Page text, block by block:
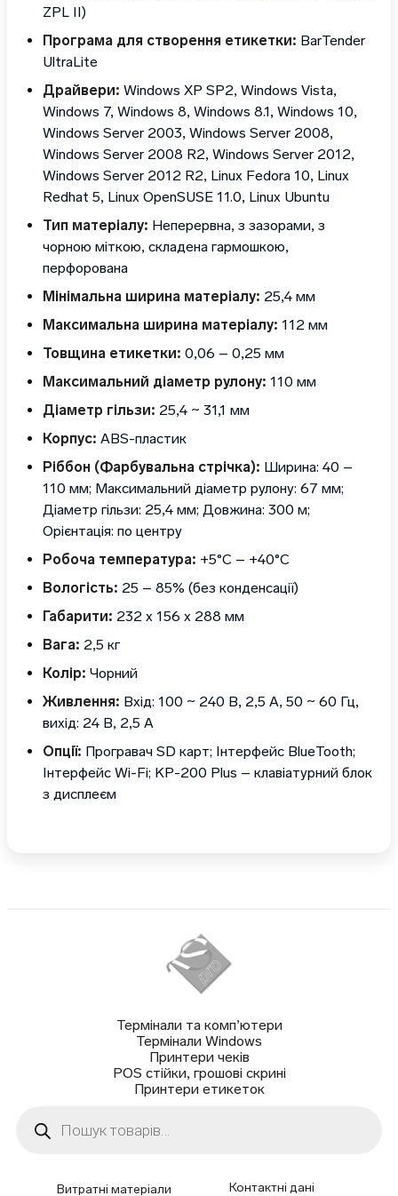
ZPL II)
Програма для створення етикетки: BarTender
UltraLite
Драйвери: Windows XP SP2, Windows Vista,
Windows 7, Windows 8, Windows 8.1, Windows 10,
Windows Server 2003, Windows Server 2008,
Windows Server 2008 R2, Windows Server 2012,
Windows Server 2012 R2, Linux Fedora 10, Linux
Redhat 5, Linux OpenSUSE 11.0, Linux Ubuntu
Тип матеріалу: Неперервна, з зазорами, з
чорною міткою, складена гармошкою,
перфорована
Мінімальна ширина матеріалу: 25,4 мм
Максимальна ширина матеріалу: 112 мм
Товщина етикетки: 0,06 – 0,25 мм
Максимальний діаметр рулону: 110 мм
Діаметр гільзи: 25,4 ~ 31,1 мм
Корпус: ABS-пластик
Ріббон (Фарбувальна стрічка): Ширина: 40 –
110 мм; Максимальний діаметр рулону: 67 мм;
Діаметр гільзи: 25,4 мм; Довжина: 300 м;
Орієнтація: по центру
Робоча температура: +5°C – +40°C
Вологість: 25 – 85% (без конденсації)
Габарити: 232 x 156 x 288 мм
Вага: 2,5 кг
Колір: Чорний
Живлення: Вхід: 100 ~ 240 В, 2,5 А, 50 ~ 60 Гц,
вихід: 24 В, 2,5 A
Опції: Програвач SD карт; Інтерфейс BlueTooth;
Інтерфейс Wi-Fi; KP-200 Plus – клавіатурний блок
з дисплеєм
Термінали та комп’ютери
Термінали Windows
Принтери чеків
POS стійки, грошові скрині
Принтери етикеток
товарів
Витратні матеріали
Контактні дані